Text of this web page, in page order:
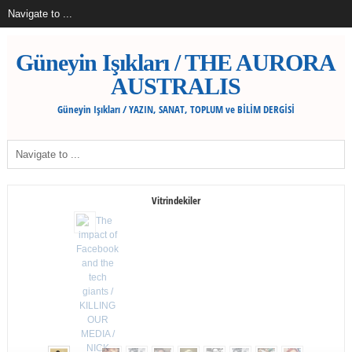
Güneyin Işıkları / THE AURORA
AUSTRALIS
Güneyin Işıkları / YAZIN, SANAT, TOPLUM ve BİLİM DERGİSİ
Vitrindekiler